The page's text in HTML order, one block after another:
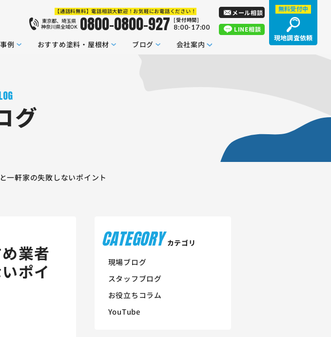
例 おすすめ塗料・屋根材 ブログ 会社案内
【通話料無料】電話相談大歓迎！お気軽にお電話ください！
東京都、埼玉県
神奈川県全域OK 0800-0800-927 [受付時間]
8:00-17:00
無料受付中
現地調査依頼
メール相談
LINE相談
グ
一軒家の失敗しないポイント
業者
ポイ
CATEGORY カテゴリ
現場ブログ
スタッフブログ
お役立ちコラム
YouTube